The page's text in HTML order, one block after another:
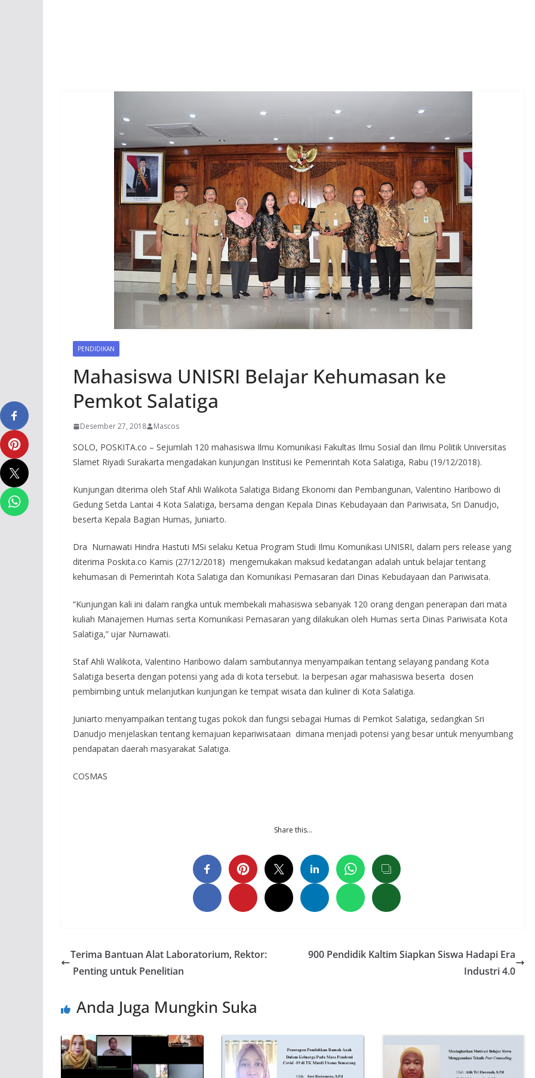
PENDIDIKAN
Mahasiswa UNISRI Belajar Kehumasan ke
Pemkot Salatiga
Desember 27, 2018 Mascos
SOLO, POSKITA.co – Sejumlah 120 mahasiswa Ilmu Komunikasi Fakultas Ilmu Sosial dan Ilmu Politik Universitas
Slamet Riyadi Surakarta mengadakan kunjungan Institusi ke Pemerintah Kota Salatiga, Rabu (19/12/2018).
Kunjungan diterima oleh Staf Ahli Walikota Salatiga Bidang Ekonomi dan Pembangunan, Valentino Haribowo di
Gedung Setda Lantai 4 Kota Salatiga, bersama dengan Kepala Dinas Kebudayaan dan Pariwisata, Sri Danudjo,
beserta Kepala Bagian Humas, Juniarto.
Dra Nurnawati Hindra Hastuti MSi selaku Ketua Program Studi Ilmu Komunikasi UNISRI, dalam pers release yang
diterima Poskita.co Kamis (27/12/2018) mengemukakan maksud kedatangan adalah untuk belajar tentang
kehumasan di Pemerintah Kota Salatiga dan Komunikasi Pemasaran dari Dinas Kebudayaan dan Pariwisata.
“Kunjungan kali ini dalam rangka untuk membekali mahasiswa sebanyak 120 orang dengan penerapan dari mata
kuliah Manajemen Humas serta Komunikasi Pemasaran yang dilakukan oleh Humas serta Dinas Pariwisata Kota
Salatiga,” ujar Nurnawati.
Staf Ahli Walikota, Valentino Haribowo dalam sambutannya menyampaikan tentang selayang pandang Kota
Salatiga beserta dengan potensi yang ada di kota tersebut. Ia berpesan agar mahasiswa beserta dosen
pembimbing untuk melanjutkan kunjungan ke tempat wisata dan kuliner di Kota Salatiga.
Juniarto menyampaikan tentang tugas pokok dan fungsi sebagai Humas di Pemkot Salatiga, sedangkan Sri
Danudjo menjelaskan tentang kemajuan kepariwisataan dimana menjadi potensi yang besar untuk menyumbang
pendapatan daerah masyarakat Salatiga.
COSMAS
Share this…
Terima Bantuan Alat Laboratorium, Rektor:
Penting untuk Penelitian
900 Pendidik Kaltim Siapkan Siswa Hadapi Era
Industri 4.0
Anda Juga Mungkin Suka